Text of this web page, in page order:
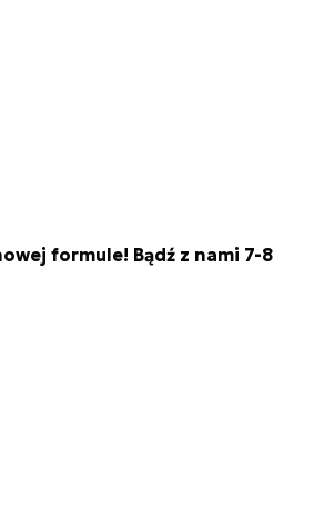
formule! Bądź z nami 7-8